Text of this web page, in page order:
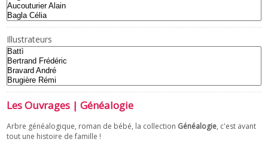
Illustrateurs
Les Ouvrages | Généalogie
Arbre généalogique, roman de bébé, la collection Généalogie, c'est avant
tout une histoire de famille !